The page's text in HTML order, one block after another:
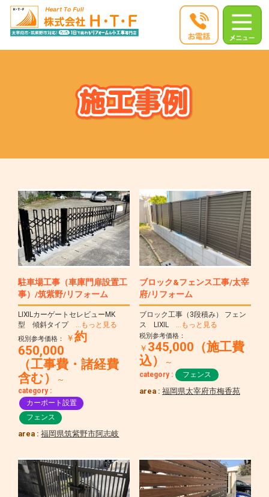
駐車場工事（車庫門扉設置工
事）/筑紫野/リフォーム
LIXILカーゲートセレビューMK
型 傾斜タイプ
…もっと見る
税別参考価格： ￥約
650,000
（工事費・諸経費
含む）
～
category :
カーポート設置
フェンス
area :福岡県筑紫野市阿志岐
ブロック&フェンス工事/太宰
府/リフォーム
ブロック工事（3段積み） フェン
ス LIXIL
…もっと見る
税別参考価格：
￥ 345,000（施工費
込）
～
category : フェンス
area :福岡県太宰府市梅香苑